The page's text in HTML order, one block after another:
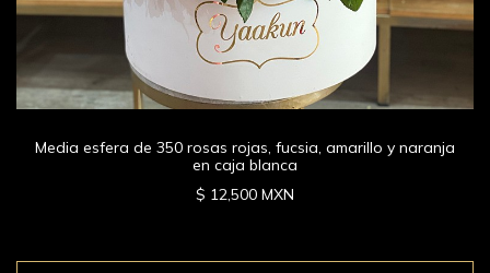
Media esfera de 350 rosas rojas, fucsia, amarillo y naranja
en caja blanca
$ 12,500 MXN